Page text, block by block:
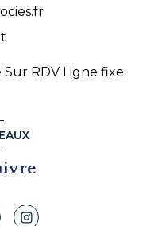
RDV Ligne fixe